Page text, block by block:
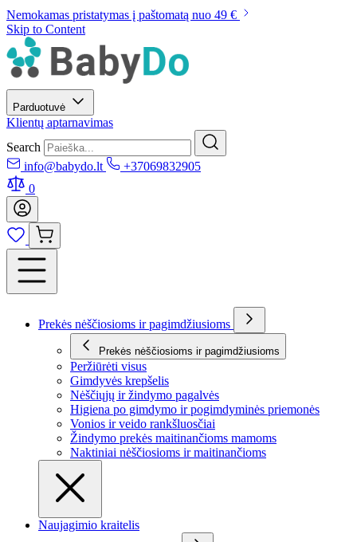
Nemokamas pristatymas į paštomatą nuo 49 €
Skip to Content
Parduotuvė
Klientų aptarnavimas
Search
info@babydo.lt
+37069832905
0
Prekės nėščiosioms ir pagimdžiusioms
Prekės nėščiosioms ir pagimdžiusioms
Peržiūrėti visus
Gimdyvės krepšelis
Nėščiųjų ir žindymo pagalvės
Higiena po gimdymo ir pogimdyminės priemonės
Vonios ir veido rankšluosčiai
Žindymo prekės maitinančioms mamoms
Naktiniai nėščiosioms ir maitinančioms
Naujagimio kraitelis